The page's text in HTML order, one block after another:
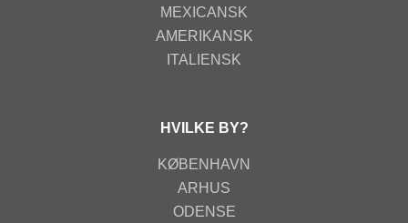
MEXICANSK
AMERIKANSK
ITALIENSK
HVILKE BY?
KØBENHAVN
ARHUS
ODENSE